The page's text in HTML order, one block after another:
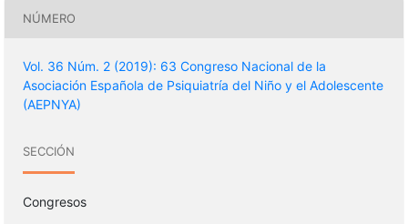
NÚMERO
Vol. 36 Núm. 2 (2019): 63 Congreso Nacional de la
Asociación Española de Psiquiatría del Niño y el Adolescente
(AEPNYA)
SECCIÓN
Congresos